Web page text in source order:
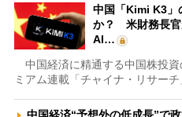
中国「Kimi K3」
か？ 米財務長官
AI…
中国経済に精通する中国株投
ミアム連載「チャイナ・リサー
中国経済“予想外の低成長”で